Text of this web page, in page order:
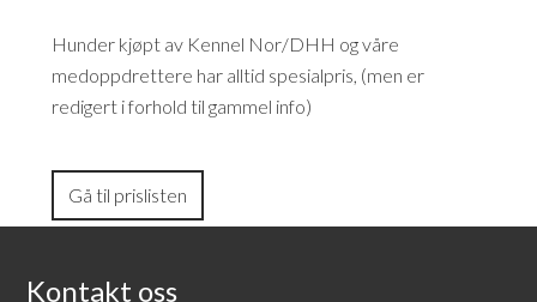
Hunder kjøpt av Kennel Nor/DHH og våre
medoppdrettere har alltid spesialpris, (men er
redigert i forhold til gammel info)
Gå til prislisten
Kontakt oss